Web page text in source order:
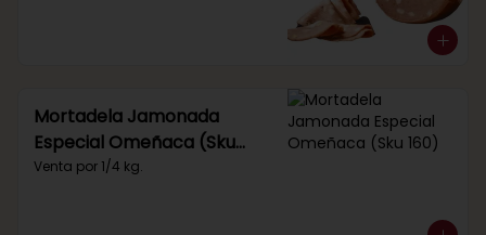
Mortadela Jamonada
Especial Omeñaca (Sku
160)
Venta por 1/4 kg.